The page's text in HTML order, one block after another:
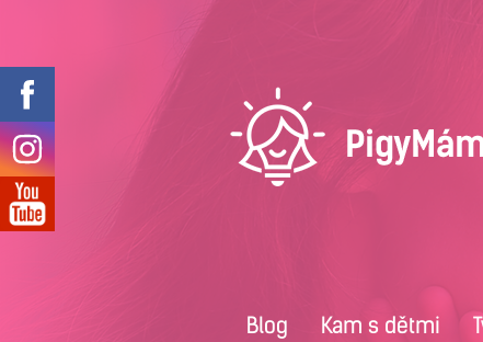
Blog Kam s dětmi